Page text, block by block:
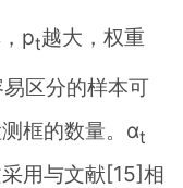
pt越大，权重
区分的样本可
框的数量。αt
用与文献[15]相